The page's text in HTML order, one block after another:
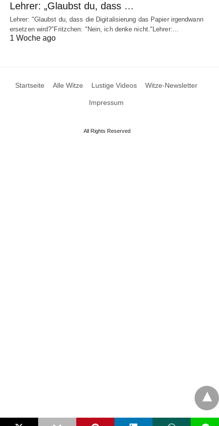
Lehrer: „Glaubst du, dass …
Lehrer: "Glaubst du, dass die Digitalisierung das Papier irgendwann
ersetzen wird?"Fritzchen: "Nein, ich denke nicht."Lehrer:…
1 Woche ago
Startseite Alle Witze Lustige Videos Witze-Newsletter
Impressum
All Rights Reserved